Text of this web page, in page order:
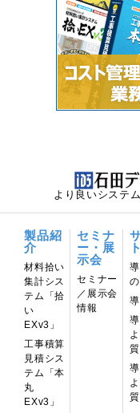
より良いシステ
製品紹
介
材料拾い
集計シス
テム「拾
い
EXv3」
工事積算
見積シス
テム「本
丸
EXv3」
セミナ
ー・展
示会
セミナー
／展示会
情報